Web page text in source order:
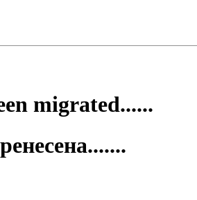
migrated......